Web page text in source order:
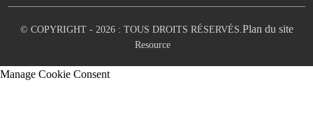
© COPYRIGHT - 2026 : TOUS DROITS RÉSERVÉS.Plan du site
Resource
Manage Cookie Consent